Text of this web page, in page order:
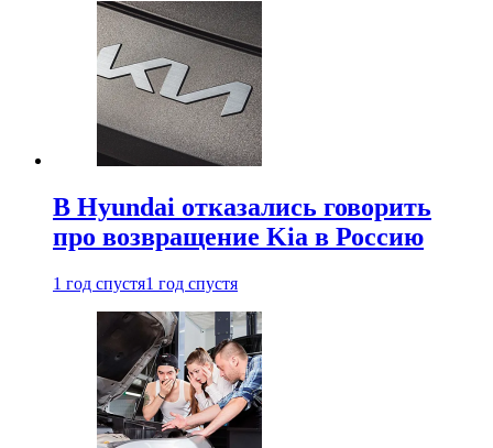
В Hyundai отказались говорить
про возвращение Kia в Россию
1 год спустя1 год спустя